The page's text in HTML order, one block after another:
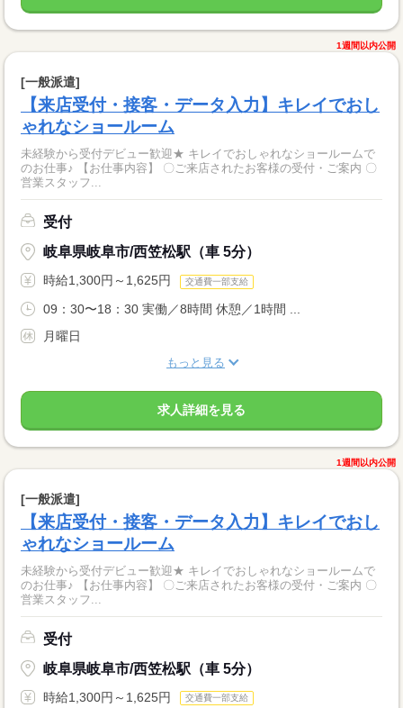
1週間以内公開
[一般派遣]
【来店受付・接客・データ入力】キレイでおし
ゃれなショールーム
未経験から受付デビュー歓迎★ キレイでおしゃれなショールームで
のお仕事♪ 【お仕事内容】 〇ご来店されたお客様の受付・ご案内 〇
営業スタッフ...
受付
岐阜県岐阜市/西笠松駅（車 5分）
時給1,300円～1,625円 交通費一部支給
09：30〜18：30 実働／8時間 休憩／1時間 ...
月曜日
もっと見る
求人詳細を見る
1週間以内公開
[一般派遣]
【来店受付・接客・データ入力】キレイでおし
ゃれなショールーム
未経験から受付デビュー歓迎★ キレイでおしゃれなショールームで
のお仕事♪ 【お仕事内容】 〇ご来店されたお客様の受付・ご案内 〇
営業スタッフ...
受付
岐阜県岐阜市/西笠松駅（車 5分）
時給1,300円～1,625円 交通費一部支給